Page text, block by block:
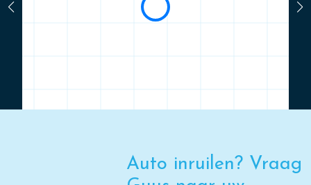
Auto inruilen? Vraag